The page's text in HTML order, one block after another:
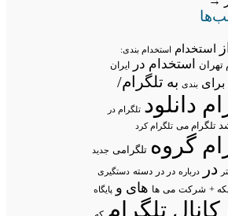
از استخدام استخدام بندی:
تهران استخدام در ایران
برای بندی به تلگرام/
دانلود تلگرام در
تلگرام می تلگرام کرد
گروه تلگرامی جدید
در درباره در در دسته دستگیری
+ شرکت می ها های و پایگاه
کانال تلگرام